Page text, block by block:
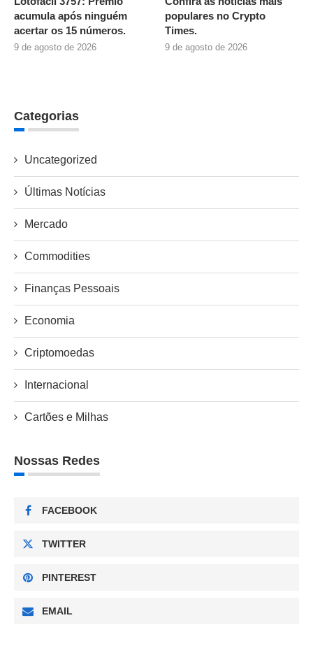
acumula após ninguém
acertar os 15 números.
9 de agosto de 2026
populares no Crypto
Times.
9 de agosto de 2026
Categorias
Uncategorized
Últimas Notícias
Mercado
Commodities
Finanças Pessoais
Economia
Criptomoedas
Internacional
Cartões e Milhas
Nossas Redes
FACEBOOK
TWITTER
PINTEREST
EMAIL